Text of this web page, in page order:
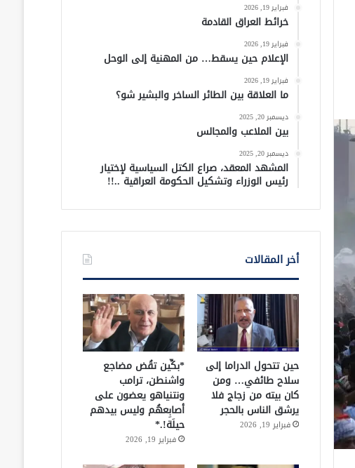
فبراير 19, 2026
خرائط العراق القادمة
فبراير 19, 2026
الإعلام حين يسقط… من المهنية إلى الوحل
فبراير 19, 2026
ما العلاقة بين الطائر الساخر والبشير شو؟
ديسمبر 20, 2025
بين الملاعب والمجالس
ديسمبر 20, 2025
المشهد المعقد، صراع الكتل السياسية لإختيار
رئيس الوزراء وتشكيل الحكومة العراقية ..!!
أخر المقالات
حين تتحول الدراما إلى
سلاح طائفي… ومن
كان بيته من زجاج فلا
يرشق الناس بالحجر
فبراير 19, 2026
*بكِّين تقُض مضاجع
واشنطن، ترامب
ونتنياهو يعضون على
أصابِعهُم وليس بيدهم
حيلَة!.*
فبراير 19, 2026